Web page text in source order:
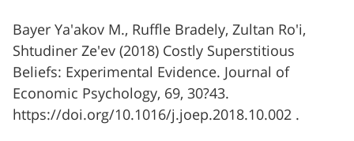
Bayer Ya'akov M., Ruffle Bradely, Zultan Ro'i,
Shtudiner Ze'ev (2018) Costly Superstitious
Beliefs: Experimental Evidence. Journal of
Economic Psychology, 69, 30?43.
https://doi.org/10.1016/j.joep.2018.10.002 .